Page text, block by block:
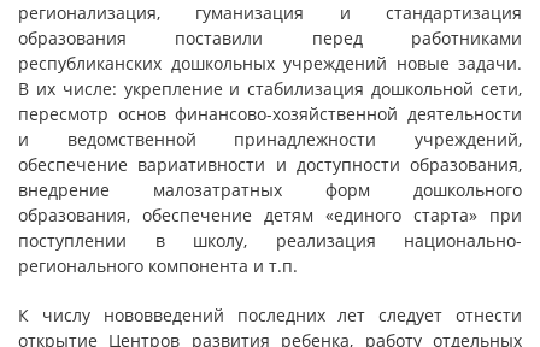
регионализация, гуманизация и стандартизация
образования поставили перед работниками
республиканских дошкольных учреждений новые задачи.
В их числе: укрепление и стабилизация дошкольной сети,
пересмотр основ финансово-хозяйственной деятельности
и ведомственной принадлежности учреждений,
обеспечение вариативности и доступности образования,
внедрение малозатратных форм дошкольного
образования, обеспечение детям «единого старта» при
поступлении в школу, реализация национально-
регионального компонента и т.п.
К числу нововведений последних лет следует отнести
открытие Центров развития ребенка, работу отдельных